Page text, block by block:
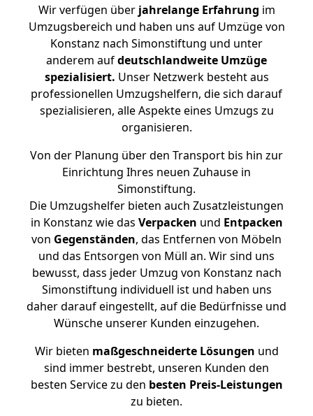
Wir verfügen überjahrelange Erfahrung im
Umzugsbereich und haben uns auf Umzüge von
Konstanz nach Simonstiftung und unter
anderem aufdeutschlandweite Umzüge
spezialisiert. Unser Netzwerk besteht aus
professionellen Umzugshelfern, die sich darauf
spezialisieren, alle Aspekte eines Umzugs zu
organisieren.
Von der Planung über den Transport bis hin zur
Einrichtung Ihres neuen Zuhause in
Simonstiftung.
Die Umzugshelfer bieten auch Zusatzleistungen
in Konstanz wie das Verpacken und Entpacken
von Gegenständen, das Entfernen von Möbeln
und das Entsorgen von Müll an. Wir sind uns
bewusst, dass jeder Umzug von Konstanz nach
Simonstiftung individuell ist und haben uns
daher darauf eingestellt, auf die Bedürfnisse und
Wünsche unserer Kunden einzugehen.
Wir bieten maßgeschneiderte Lösungen und
sind immer bestrebt, unseren Kunden den
besten Service zu den besten Preis-Leistungen
zu bieten.